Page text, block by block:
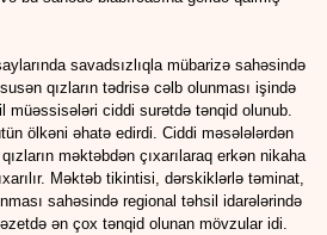
savadsızlıqla mübarizə sahəsində
qızların tədrisə cəlb olunması işində
müəssisələri ciddi surətdə tənqid olunub.
ölkəni əhatə edirdi. Ciddi məsələlərdən
məktəbdən çıxarılaraq erkən nikaha
Məktəb tikintisi, dərskiklərlə təminat,
sahəsində regional təhsil idarələrində
ən çox tənqid olunan mövzular idi.